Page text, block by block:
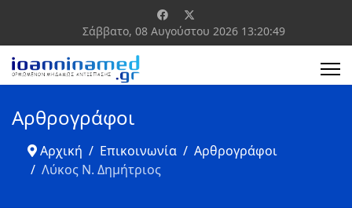
Σάββατο, 08 Αυγούστου 2026 13:20:49
Αρθρογράφοι
Αρχική Επικοινωνία
Αρθρογράφοι
Λύκος Ν. Δημήτριος